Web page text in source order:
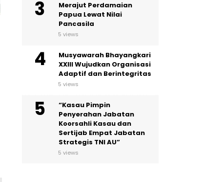
Merajut Perdamaian
Papua Lewat Nilai
Pancasila
5 views
Musyawarah Bhayangkari
XXIII Wujudkan Organisasi
Adaptif dan Berintegritas
5 views
“Kasau Pimpin
Penyerahan Jabatan
Koorsahli Kasau dan
Sertijab Empat Jabatan
Strategis TNI AU”
5 views